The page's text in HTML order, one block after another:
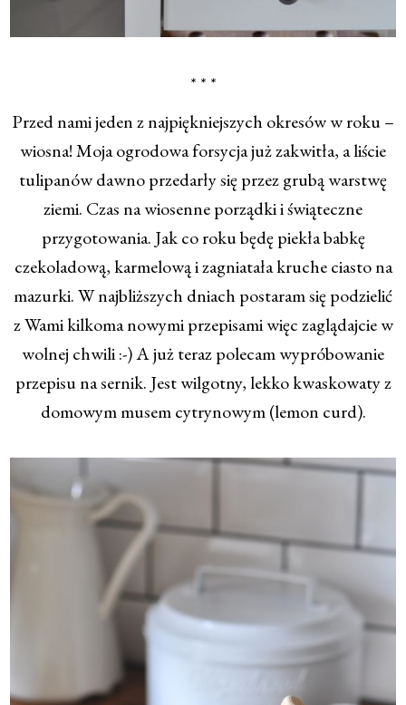
* * *
Przed nami jeden z najpiękniejszych okresów w roku –
wiosna! Moja ogrodowa forsycja już zakwitła, a liście
tulipanów dawno przedarły się przez grubą warstwę
ziemi. Czas na wiosenne porządki i świąteczne
przygotowania. Jak co roku będę piekła babkę
czekoladową, karmelową i zagniatała kruche ciasto na
mazurki. W najbliższych dniach postaram się podzielić
z Wami kilkoma nowymi przepisami więc zaglądajcie w
wolnej chwili :-) A już teraz polecam wypróbowanie
przepisu na sernik. Jest wilgotny, lekko kwaskowaty z
domowym musem cytrynowym (lemon curd).